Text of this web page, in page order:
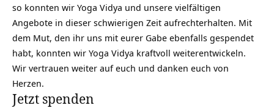
so konnten wir Yoga Vidya und unsere vielfältigen
Angebote in dieser schwierigen Zeit aufrechterhalten. Mit
dem Mut, den ihr uns mit eurer Gabe ebenfalls gespendet
habt, konnten wir Yoga Vidya kraftvoll weiterentwickeln.
Wir vertrauen weiter auf euch und danken euch von
Herzen.
Jetzt spenden